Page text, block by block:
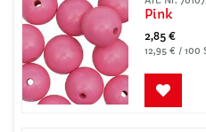
Pink
2,85 €
12,95 € / 100